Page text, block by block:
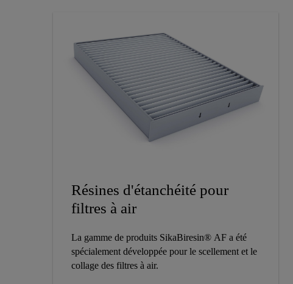
Résines d'étanchéité pour
filtres à air
La gamme de produits SikaBiresin® AF a été
spécialement développée pour le scellement et le
collage des filtres à air.